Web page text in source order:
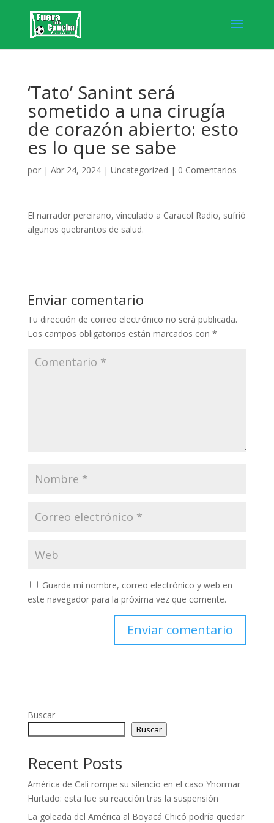
‘Tato’ Sanint será
sometido a una cirugía
de corazón abierto: esto
es lo que se sabe
por | Abr 24, 2024| Uncategorized | 0 Comentarios
El narrador pereirano, vinculado a Caracol Radio, sufrió
algunos quebrantos de salud.
Enviar comentario
Tu dirección de correo electrónico no será publicada.
Los campos obligatorios están marcados con *
Guarda mi nombre, correo electrónico y web en
este navegador para la próxima vez que comente.
Buscar
Buscar
Recent Posts
América de Cali rompe su silencio en el caso Yhormar
Hurtado: esta fue su reacción tras la suspensión
La goleada del América al Boyacá Chicó podría quedar